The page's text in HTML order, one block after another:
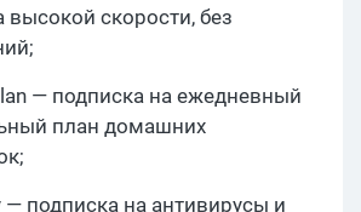
высокой скорости, без
— подписка на ежедневный
план домашних
— подписка на антивирусы и